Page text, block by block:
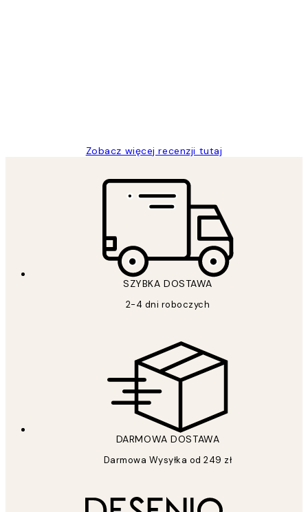
Zobacz więcej recenzji tutaj
SZYBKA DOSTAWA
2-4 dni roboczych
DARMOWA DOSTAWA
Darmowa Wysyłka od 249 zł